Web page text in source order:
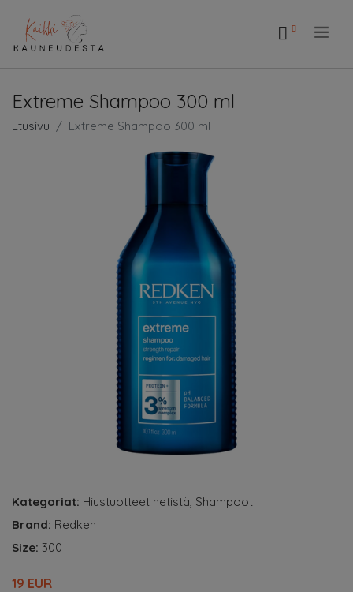
Extreme Shampoo 300 ml
Etusivu Extreme Shampoo 300 ml
Kategoriat: Hiustuotteet netistä, Shampoot
Brand: Redken
Size: 300
19 EUR